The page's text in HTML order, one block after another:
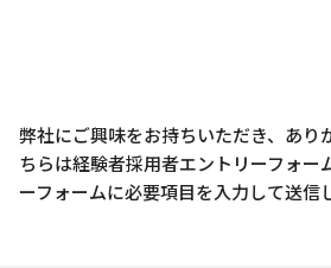
弊社にご興味をお持ちいただき、あり
ちらは経験者採用者エントリーフォー
ーフォームに必要項目を入力して送信